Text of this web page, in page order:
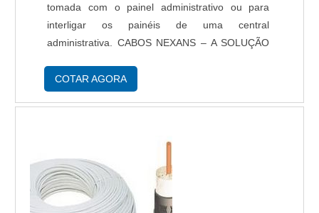
tomada com o painel administrativo ou para
interligar os painéis de uma central
administrativa. CABOS NEXANS – A SOLUÇÃO
CAT6 NEXANS Esse tipo de cabo de rede é
COTAR AGORA